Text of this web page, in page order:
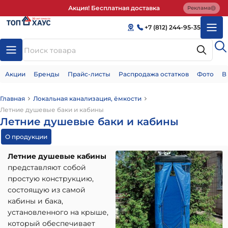
Акция! Бесплатная доставка Реклама
+7 (812) 244-95-35
Акции Бренды Прайс-листы Распродажа остатков Фото
Главная
Локальная канализация, ёмкости
Летние душевые баки и кабины
Летние душевые баки и кабины
О продукции
Летние душевые кабины
представляют собой
простую конструкцию,
состоящую из самой
кабины и бака,
установленного на крыше,
который обеспечивает